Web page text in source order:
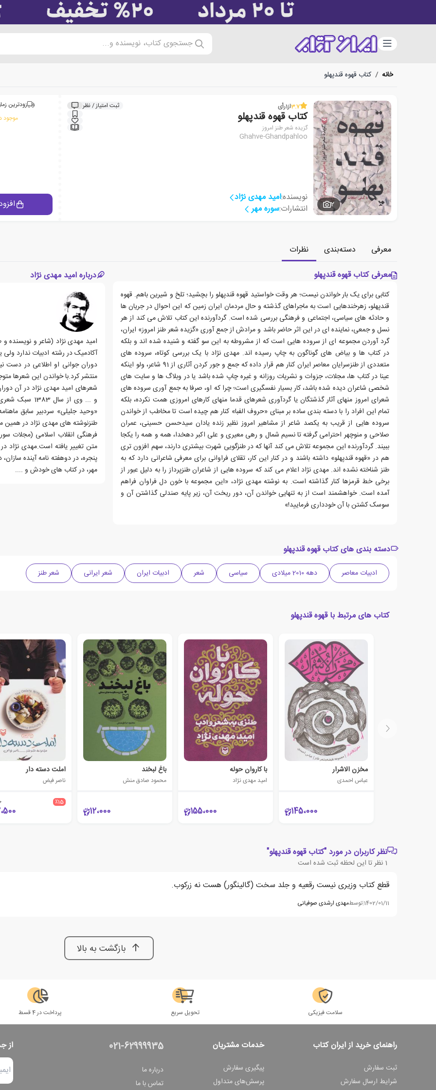
دسته‌بندی جستجوی کتاب، نویسنده و...
خانه / کتاب قهوه قندپهلو
2
3.7از1رأی ثبت امتیاز / نظر
کتاب قهوه قندپهلو
گزیده شعر طنز امروز
Ghahve-Ghandpahloo
نویسنده:امید مهدی نژاد
انتشارات:سوره مهر
زودترین
موجود
معرفی دسته‌بندی
نظرات
معرفی کتاب قهوه قندپهلو
کتابی برای یک بار خواندن نیست؛ هر وقت خواستید قهوه قندپهلو را بچشید؛ تلخ و شیرین باهم. قهوه
قندپهلو، زهرخندهایی است به ماجراهای گذشته و حال مردمان ایران زمین که این احوال در جریان ها
و حادثه های سیاسی، اجتماعی و فرهنگی بررسی شده است. گردآورنده این کتاب تلاش می کند از هر
نسل و جمعی، نماینده ای در این اثر حاضر باشد و مرادش از جمع آوری «گزیده شعر طنز امروز» ایران،
گرد آوردن مجموعه ای از سروده هایی است که از مشروطه به این سو گفته و شنیده شده اند و بلکه
در کتاب ها و بیاض های گوناگون به چاپ رسیده اند. مهدی نژاد با یک بررسی کوتاه، سروده های
متعددی از طنزسرایان معاصر ایران کنار هم قرار داده که جمع و جور کردن آثاری از 91 شاعر، ولو اینکه
عینا در کتاب ها، مجلات، جزوات و نشریات روزانه و غیره چاپ شده باشد یا در وبلاگ ها و سایت های
شخصی شاعران دیده شده باشد، کار بسیار نفسگیری است؛ چرا که او، صرفا به جمع آوری سروده های
شعرای امروز منهای آثار گذشتگان یا گردآوری شعرهای قدما منهای کارهای امروزی همت نکرده، بلکه
تمام این افراد را با دسته بندی ساده بر مبنای «حروف الفبا» کنار هم چیده است تا مخاطب از خواندن
سروده هایی از قریب به یکصد شاعر از مشاهیر امروز نظیر زنده یادان سیدحسن حسینی، عمران
صلاحی و منوچهر احترامی گرفته تا نسیم شمال و رهی معیری و علی اکبر دهخدا، همه و همه را یکجا
ببیند. گردآورنده این مجموعه تلاش می کند آنها که در طنزگویی شهرت بیشتری دارند، سهم افزون تری
هم در «قهوه قندپهلو» داشته باشند و در کنار این کار، تقلای فراوانی برای معرفی شاعرانی دارد که به
طنز شناخته نشده اند. مهدی نژاد اعلام می کند که سروده هایی از شاعران طنزپرداز را به دلیل عبور از
برخی خط قرمزها کنار گذاشته است. به نوشته مهدی نژاد، «این مجموعه با خون دل فراوان فراهم
آمده است. خواهشمند است از به تنهایی خواندن آن، دور ریخت آن، زیر پایه صندلی گذاشتن آن و
سوسک کشتن با آن خودداری فرمایید!»
درباره امید مهدی نژاد
آکادمیک در رشته ادبیات ندارد
منتشر کرد.با خواندن این شعرها
شعرهای امید مهدی نژاد در آن
و ... وی از
«وحید جلیلی» سردبیر سابق
فرهنگی انقلاب اسلامی (مجلات
متن تغییر یافته است.مهدی نژاد
پنجره، در دوهفته نامه آینده سازان،
مهر، در کتاب های خودش و ....
دسته بندی های کتاب قهوه قندپهلو
ادبیات معاصر دهه 2010 میلادی سیاسی شعر ادبیات ایران شعر ایرانی شعر طنز
کتاب های مرتبط با قهوه قندپهلو
مخزن الاشرار
عباس احمدی
145،000
با کاروان حوله
امید مهدی نژاد
155،000
باغ لبخند
محمود صادق منش
12،000
املت دسته دار
ناصر فیض
٪15
نظر کاربران در مورد "کتاب قهوه قندپهلو"
1 نظر تا این لحظه ثبت شده است
قطع کتاب وزیری نیست رقعیه و جلد سخت (گالینگور) هست نه زرکوب.
1402/01/11
|توسطمهدی ارشدی صوفیانی
بازگشت به بالا
سلامت فیزیکی تحویل سریع پرداخت در 4 قسط
راهنمای خرید از ایران کتاب
ثبت سفارش
شرایط ارسال سفارش
خدمات مشتریان
پیگیری سفارش
پرسش‌های متداول
021-62999935
درباره ما
تماس با ما
از